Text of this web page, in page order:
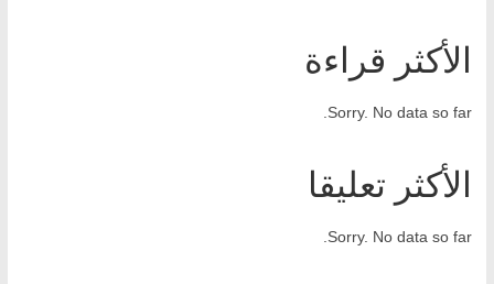
الأكثر قراءة
Sorry. No data so far.
الأكثر تعليقا
Sorry. No data so far.